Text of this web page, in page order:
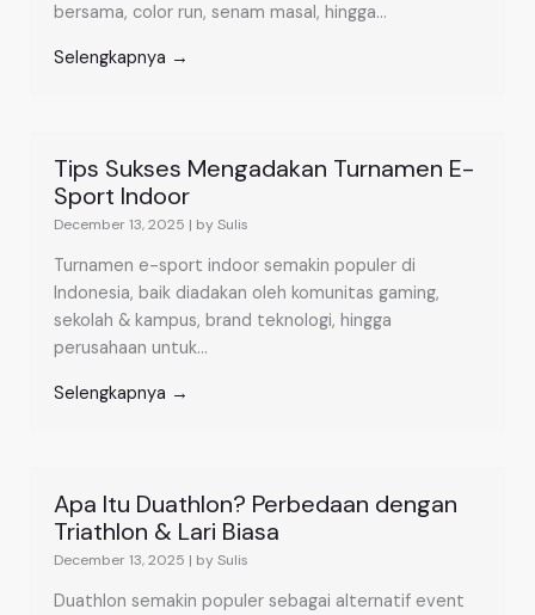
bersama, color run, senam masal, hingga...
Selengkapnya →
Tips Sukses Mengadakan Turnamen E-
Sport Indoor
December 13, 2025 | by Sulis
Turnamen e-sport indoor semakin populer di
Indonesia, baik diadakan oleh komunitas gaming,
sekolah & kampus, brand teknologi, hingga
perusahaan untuk...
Selengkapnya →
Apa Itu Duathlon? Perbedaan dengan
Triathlon & Lari Biasa
December 13, 2025 | by Sulis
Duathlon semakin populer sebagai alternatif event